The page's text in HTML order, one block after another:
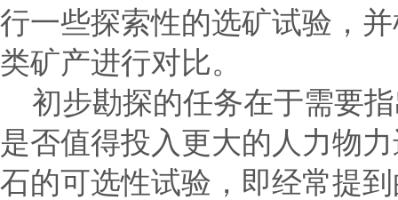
行一些探索性的选矿试验，
类矿产进行对比。
初步勘探的任务在于需要
是否值得投入更大的人力物
石的可选性试验，即经常提